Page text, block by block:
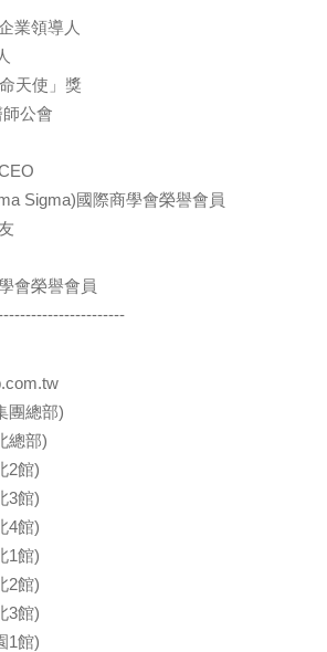
業領導人
天使」獎
公會
Sigma)國際商學會榮譽會員
會榮譽會員
團總部)
總部)
2館)
3館)
4館)
1館)
2館)
3館)
1館)